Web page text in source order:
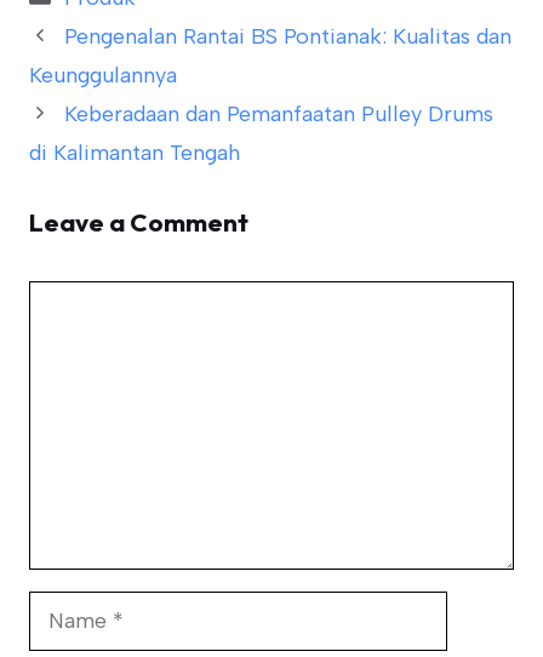
Pengenalan Rantai BS Pontianak: Kualitas dan
Keunggulannya
Keberadaan dan Pemanfaatan Pulley Drums
di Kalimantan Tengah
Leave a Comment